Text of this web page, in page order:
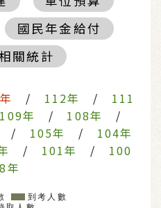
國民年金給付
關統計
/ 112年 /
111
109年 / 108年
/
/ 105年 /
104年
/ 101年 /
100
年
到考人數